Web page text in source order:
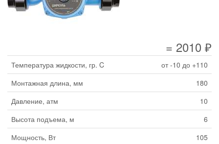
= 2010 ₽
Температура жидкости, гр. C
от -10 до +110
Монтажная длина, мм
180
Давление, атм
10
Высота подъема, м
6
Мощность, Вт
105